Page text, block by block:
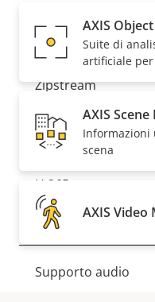
Compressione
Descrizione
proprietà
Zipstream
H.264
H.265
Audio
Descrizione
Supporto audio
AXIS
Suite di
artificiale
AXIS
Informazioni
scena
AXIS